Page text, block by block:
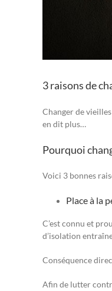
3 raisons de
Changer de
en dit plus…
Pourquoi
Voici 3 bonnes
Place à la
C’est connu et
d’isolation
Conséquence
Afin de lutter